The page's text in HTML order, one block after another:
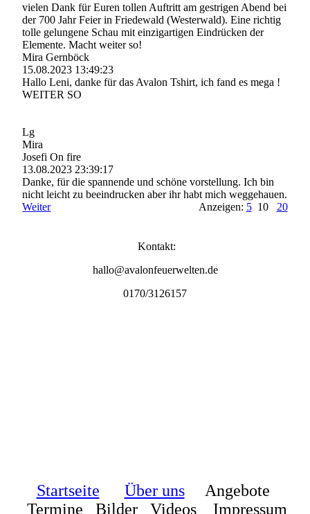
vielen Dank für Euren tollen Auftritt am gestrigen Abend bei
der 700 Jahr Feier in Friedewald (Westerwald). Eine richtig
tolle gelungene Schau mit einzigartigen Eindrücken der
Elemente. Macht weiter so!
Mira Gernböck
15.08.2023 13:49:23
Hallo Leni, danke für das Avalon Tshirt, ich fand es mega !
WEITER SO
Lg
Mira
Josefi On fire
13.08.2023 23:39:17
Danke, für die spannende und schöne vorstellung. Ich bin
nicht leicht zu beeindrucken aber ihr habt mich weggehauen.
Weiter
Anzeigen: 510 20
Kontakt:
hallo@avalonfeuerwelten.de
0170/3126157
Startseite Über uns
Angebote
Termine Bilder Videos Impressum